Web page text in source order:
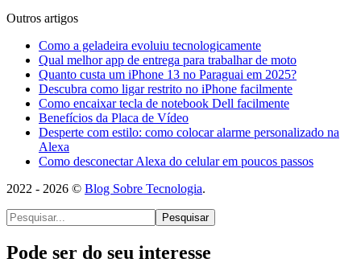
Outros artigos
Como a geladeira evoluiu tecnologicamente
Qual melhor app de entrega para trabalhar de moto
Quanto custa um iPhone 13 no Paraguai em 2025?
Descubra como ligar restrito no iPhone facilmente
Como encaixar tecla de notebook Dell facilmente
Benefícios da Placa de Vídeo
Desperte com estilo: como colocar alarme personalizado na
Alexa
Como desconectar Alexa do celular em poucos passos
2022 - 2026 © Blog Sobre Tecnologia.
Pesquisar
Pode ser do seu interesse